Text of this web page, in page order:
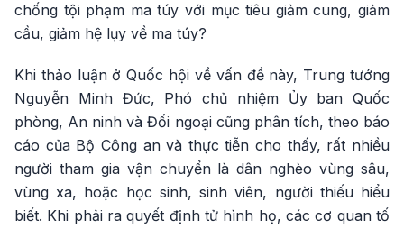
chống tội phạm ma túy với mục tiêu giảm cung, giảm
cầu, giảm hệ lụy về ma túy?
Khi thảo luận ở Quốc hội về vấn đề này, Trung tướng
Nguyễn Minh Đức, Phó chủ nhiệm Ủy ban Quốc
phòng, An ninh và Đối ngoại cũng phân tích, theo báo
cáo của Bộ Công an và thực tiễn cho thấy, rất nhiều
người tham gia vận chuyển là dân nghèo vùng sâu,
vùng xa, hoặc học sinh, sinh viên, người thiếu hiểu
biết. Khi phải ra quyết định tử hình họ, các cơ quan tố